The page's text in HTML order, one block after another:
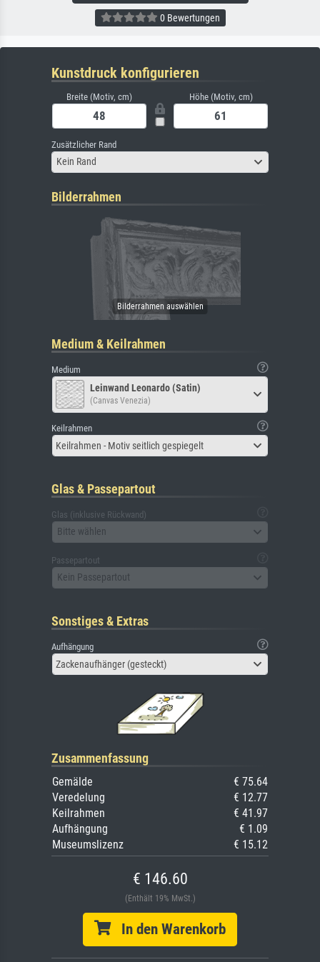
0 Bewertungen
Kunstdruck konfigurieren
Breite (Motiv, cm) Höhe (Motiv, cm)
Zusätzlicher Rand
Kein Rand
Bilderrahmen
Medium & Keilrahmen
Medium
Leinwand Leonardo (Satin)
(Canvas Venezia)
Keilrahmen
Keilrahmen - Motiv seitlich gespiegelt
Glas & Passepartout
Glas (inklusive Rückwand)
Bitte wählen
Passepartout
Kein Passepartout
Sonstiges & Extras
Aufhängung
Zackenaufhänger (gesteckt)
Zusammenfassung
Gemälde
€ 75.64
Veredelung
€ 12.77
Keilrahmen
€ 41.97
Aufhängung
€ 1.09
Museumslizenz
€ 15.12
€ 146.60
(Enthält 19% MwSt.)
In den Warenkorb